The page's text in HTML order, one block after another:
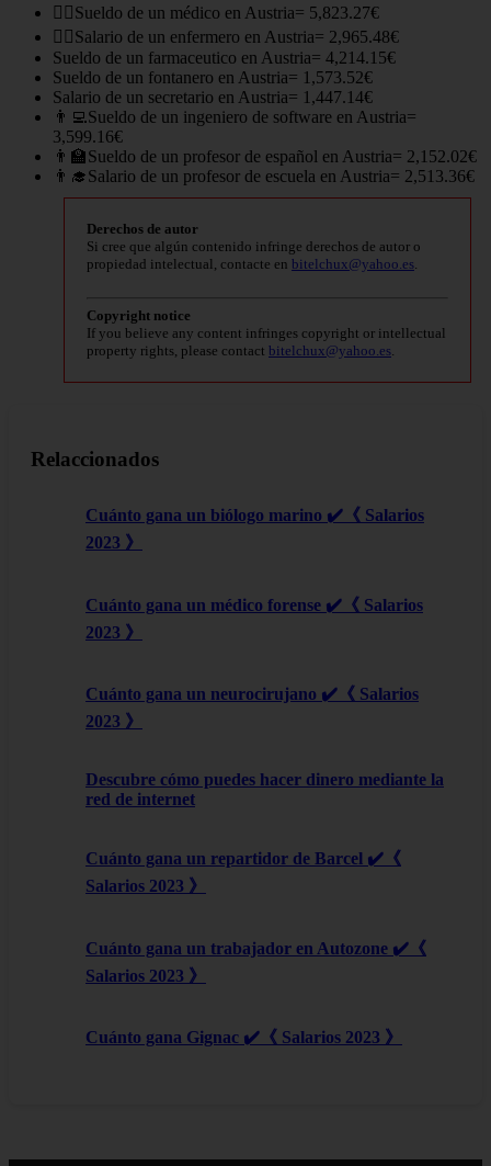
👨‍⚕️Sueldo de un médico en Austria= 5,823.27€
👩‍⚕️Salario de un enfermero en Austria= 2,965.48€
Sueldo de un farmaceutico en Austria= 4,214.15€
Sueldo de un fontanero en Austria= 1,573.52€
Salario de un secretario en Austria= 1,447.14€
👨‍💻Sueldo de un ingeniero de software en Austria=
3,599.16€
👨‍🏫Sueldo de un profesor de español en Austria= 2,152.02€
👨‍🎓Salario de un profesor de escuela en Austria= 2,513.36€
Derechos de autor
Si cree que algún contenido infringe derechos de autor o
propiedad intelectual, contacte en bitelchux@yahoo.es
Copyright notice
If you believe any content infringes copyright or intellectual
property rights, please contact bitelchux@yahoo.es
Relaccionados
Cuánto gana un biólogo marino ✔️《 Salarios
2023 》
Cuánto gana un médico forense ✔️《 Salarios
2023 》
Cuánto gana un neurocirujano ✔️《 Salarios
2023 》
Descubre cómo puedes hacer dinero mediante la
red de internet
Cuánto gana un repartidor de Barcel ✔️《
Salarios 2023 》
Cuánto gana un trabajador en Autozone ✔️《
Salarios 2023 》
Cuánto gana Gignac ✔️《 Salarios 2023 》